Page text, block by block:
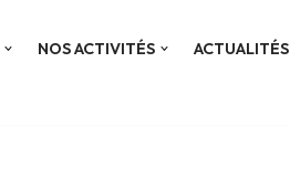
NOS ACTIVITÉS ACTUALITÉS